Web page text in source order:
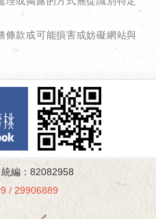
編：82082958
/ 29906889